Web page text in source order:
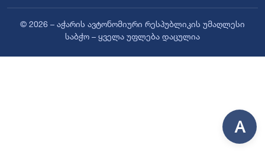
© 2026 – აჭარის ავტონომიური რესპუბლიკის უმაღლესი
საბჭო – ყველა უფლება დაცულია
A